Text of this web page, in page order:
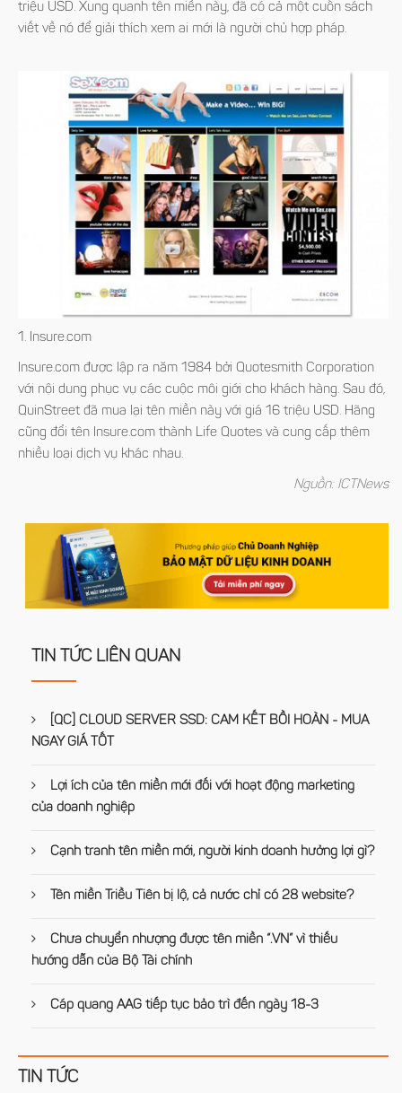
triệu USD. Xung quanh tên miền này, đã có cả một cuốn sách
viết về nó để giải thích xem ai mới là người chủ hợp pháp.
1. Insure.com
Insure.com được lập ra năm 1984 bởi Quotesmith Corporation
với nội dung phục vụ các cuộc môi giới cho khách hàng. Sau đó,
QuinStreet đã mua lại tên miền này với giá 16 triệu USD. Hãng
cũng đổi tên Insure.com thành Life Quotes và cung cấp thêm
nhiều loại dịch vụ khác nhau.
Nguồn: ICTNews
TIN TỨC LIÊN QUAN
[QC] CLOUD SERVER SSD: CAM KẾT BỒI HOÀN - MUA
NGAY GIÁ TỐT
Lợi ích của tên miền mới đối với hoạt động marketing
của doanh nghiệp
Cạnh tranh tên miền mới, người kinh doanh hưởng lợi gì?
Tên miền Triều Tiên bị lộ, cả nước chỉ có 28 website?
Chưa chuyển nhượng được tên miền “.VN” vì thiếu
hướng dẫn của Bộ Tài chính
Cáp quang AAG tiếp tục bảo trì đến ngày 18-3
TIN TỨC